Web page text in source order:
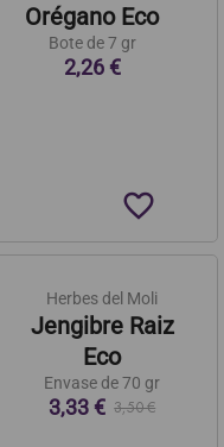
Orégano Eco
Bote de 7 gr
2,26 €
favorite_border
Herbes del Moli
Jengibre Raiz
Eco
Envase de 70 gr
3,33 € 3,50 €